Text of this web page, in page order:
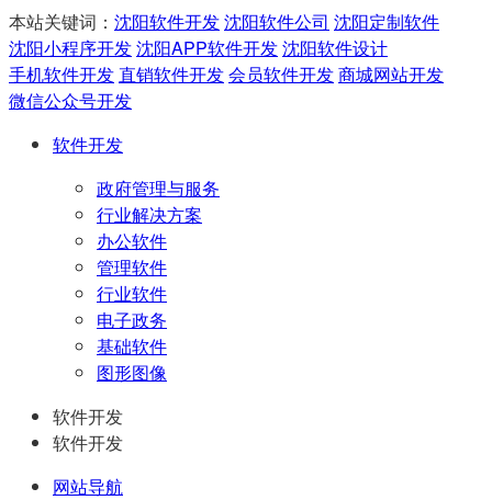
本站关键词： 沈阳软件开发沈阳软件公司 沈阳定制软件
沈阳小程序开发沈阳APP软件开发沈阳软件设计
手机软件开发直销软件开发会员软件开发商城网站开发
微信公众号开发
软件开发
政府管理与服务
行业解决方案
办公软件
管理软件
行业软件
电子政务
基础软件
图形图像
软件开发
软件开发
网站导航